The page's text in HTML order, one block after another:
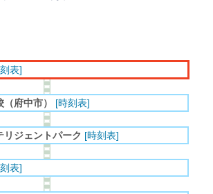
表]
（府中市） [時刻表]
リジェントパーク [時刻表]
表]